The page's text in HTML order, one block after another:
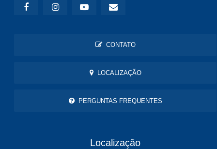
CONTATO
LOCALIZAÇÃO
PERGUNTAS FREQUENTES
Localização